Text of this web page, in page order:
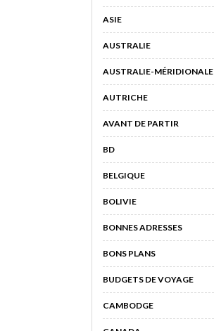
ASIE
AUSTRALIE
AUSTRALIE-MÉRIDIONALE
AUTRICHE
AVANT DE PARTIR
BD
BELGIQUE
BOLIVIE
BONNES ADRESSES
BONS PLANS
BUDGETS DE VOYAGE
CAMBODGE